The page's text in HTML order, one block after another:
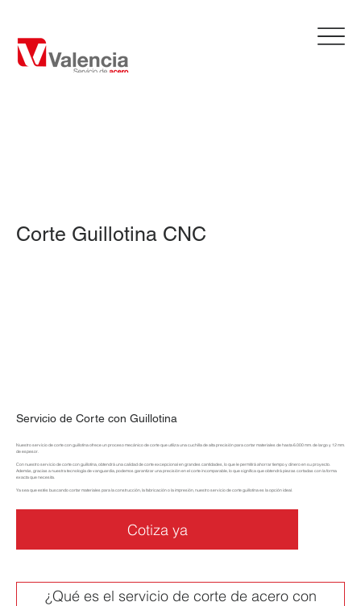
Corte Guillotina CNC
Servicio de Corte con Guillotina
Nuestro servicio de corte con guillotina ofrece un proceso mecánico de corte que utiliza una cuchilla de alta precisión para cortar materiales de hasta 6.000 mm. de largo y 12 mm.
de espesor.
Con nuestro servicio de corte con guillotina, obtendrá una calidad de corte excepcional en grandes cantidades, lo que le permitirá ahorrar tiempo y dinero en su proyecto.
Además, gracias a nuestra tecnología de vanguardia, podemos garantizar una precisión en el corte incomparable, lo que significa que obtendrá piezas cortadas con la forma
exacta que necesita.
Ya sea que estés buscando cortar materiales para la construcción, la fabricación o la impresión, nuestro servicio de corte guillotina es la opción ideal.
Cotiza ya
¿Qué es el servicio de corte de acero con